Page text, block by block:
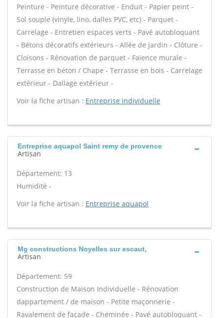
Peinture - Peinture décorative - Enduit - Papier peint -
Sol souple (vinyle, lino, dalles PVC, etc) - Parquet -
Carrelage - Entretien espaces verts - Pavé autobloquant
- Bétons décoratifs extérieurs - Allée de jardin - Clôture -
Cloisons - Rénovation de parquet - Faïence murale -
Terrasse en béton / Chape - Terrasse en bois - Carrelage
extérieur - Dallage extérieur -
Voir la fiche artisan : Entreprise individuelle
Entreprise aquapol Saint remy de provence
Artisan
Département: 13
Humidité -
Voir la fiche artisan : Entreprise aquapol
Mg constructions Noyelles sur escaut,
Artisan
Département: 59
Construction de Maison Individuelle - Rénovation
dappartement / de maison - Petite maçonnerie -
Ravalement de façade - Cheminée - Pavé autobloquant -